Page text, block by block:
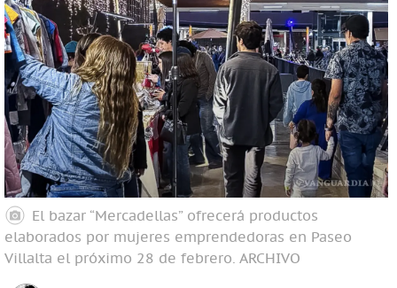
El bazar “Mercadellas” ofrecerá productos
elaborados por mujeres emprendedoras en Paseo
Villalta el próximo 28 de febrero. ARCHIVO